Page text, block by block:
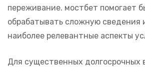
переживание. мостбет помогает
обрабатывать сложную сведения
наиболее релевантные аспекты
Для существенных долгосрочных